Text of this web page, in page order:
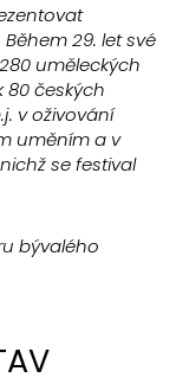
29. let své
uměleckých
80 českých
v oživování
uměním a v
se festival
bývalého